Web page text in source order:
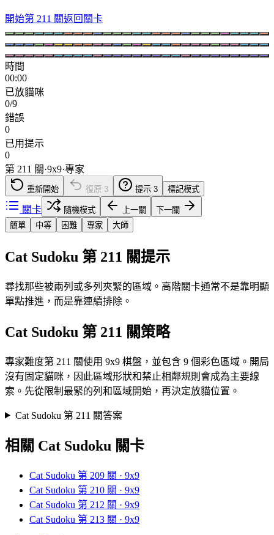
開始第 211 關返回關卡
時間
00:00
已放貓咪
0/9
錯誤
0
已用提示
0
第 211 關·9x9·專家
重新開始 復原 3 提示 3 標記模式
關卡 隨機模式 上一關
下一關
簡單
中等 困難 專家 大師
Cat Sudoku 第 211 關提示
尋找那些被兩列或多列夾緊的區域。高階關卡通常不是靠明顯
單點推進，而是靠連續排除。
Cat Sudoku 第 211 關策略
專家難度第 211 關使用 9x9 棋盤，並包含 9 個彩色區域。開局
沒有固定貓咪，因此區域形狀和禁止相鄰規則會成為主要線
索。先從限制最緊的列和區域開始，再決定放貓位置。
Cat Sudoku 第 211 關答案
相關 Cat Sudoku 關卡
Cat Sudoku 第 209 關 · 9x9
Cat Sudoku 第 210 關 · 9x9
Cat Sudoku 第 212 關 · 9x9
Cat Sudoku 第 213 關 · 9x9